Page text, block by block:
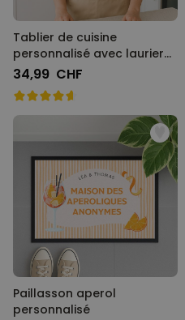
Tablier de cuisine
personnalisé avec laurier
et texte
34,99 CHF
Paillasson aperol
personnalisé